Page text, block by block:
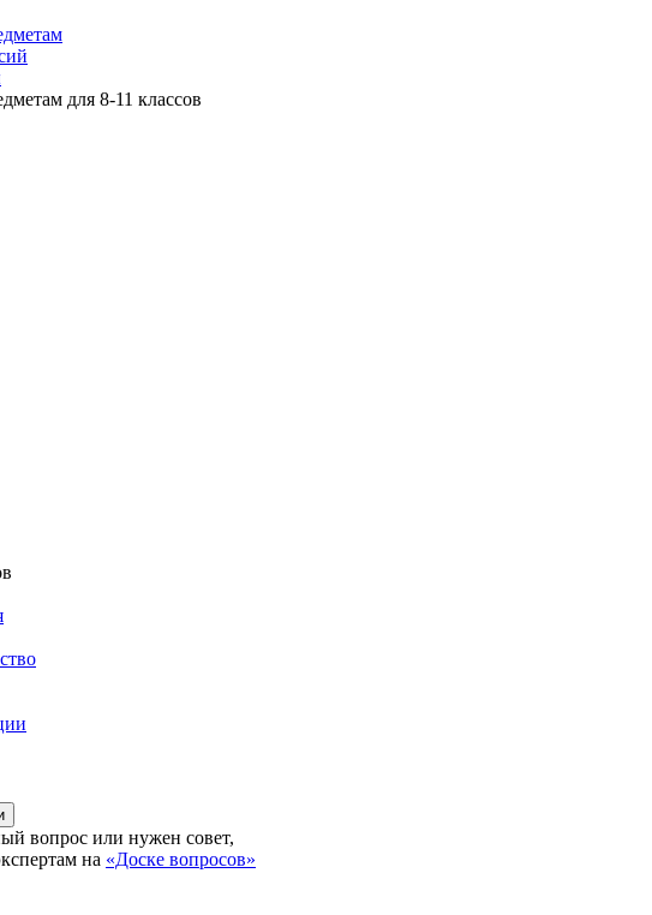
для 8-11 классов
вопрос или нужен совет,
на «Доске вопросов»